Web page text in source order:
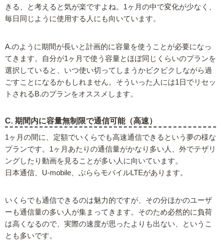
きる、と考えると気が楽ですよね。1ヶ月の中で変化が少なく、
毎日同じように使用する人にも向いています。
A.のように期間が長いと計画的に容量を使うことが必要になっ
てきます。自分が1ヶ月で使う容量とほぼ同じくらいのプランを
選択していると、いつ使い切ってしまうかビクビクしながら過
ごすことになるかもしれません。そういった人には1日でリセッ
トされるB.のプランをオススメします。
C. 期間内に容量無制限で通信可能（高速）
1ヶ月の間に、定額でいくらでも高速通信できるという夢の様な
プランです。1ヶ月あたりの通信量がかなり多い人、外でテザリ
ングしたり動画を見ることが多い人に向いています。
日本通信、U-mobile、ぷららモバイルLTEがあります。
いくらでも通信できるのは魅力的ですが、その分ほかのユーザ
ーも通信量の多い人が集まってきます。そのため必然的に負荷
は高くなるので、実際の速度が思ったよりも出ない、というこ
とも多いです。